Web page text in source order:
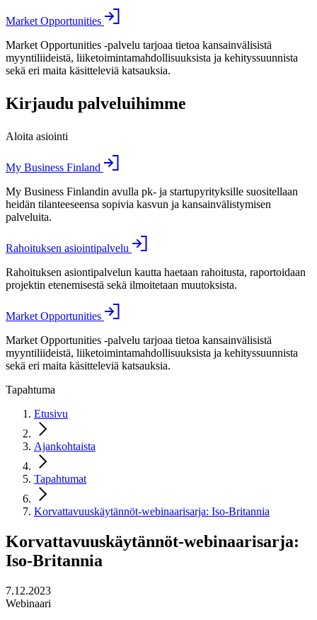
Market Opportunities
Market Opportunities -palvelu tarjoaa tietoa kansainvälisistä
myyntiliideistä, liiketoimintamahdollisuuksista ja kehityssuunnista
sekä eri maita käsitteleviä katsauksia.
Kirjaudu palveluihimme
Aloita asiointi
My Business Finland
My Business Finlandin avulla pk- ja startupyrityksille suositellaan
heidän tilanteeseensa sopivia kasvun ja kansainvälistymisen
palveluita.
Rahoituksen asiointipalvelu
Rahoituksen asiontipalvelun kautta haetaan rahoitusta, raportoidaan
projektin etenemisestä sekä ilmoitetaan muutoksista.
Market Opportunities
Market Opportunities -palvelu tarjoaa tietoa kansainvälisistä
myyntiliideistä, liiketoimintamahdollisuuksista ja kehityssuunnista
sekä eri maita käsitteleviä katsauksia.
Tapahtuma
Etusivu
Ajankohtaista
Tapahtumat
Korvattavuuskäytännöt-webinaarisarja: Iso-Britannia
Korvattavuuskäytännöt-webinaarisarja:
Iso-Britannia
7.12.2023
Webinaari